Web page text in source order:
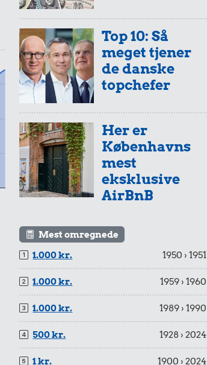
Top 10: Så
meget tjener
de danske
topchefer
Her er
Københavns
mest
eksklusive
AirBnB
Mest omregnede
1.000 kr.
1950 › 1951
1.000 kr. 1959 › 1960
1.000 kr. 1989 › 1990
500 kr. 1928 › 2024
1 kr. 1900 › 2024